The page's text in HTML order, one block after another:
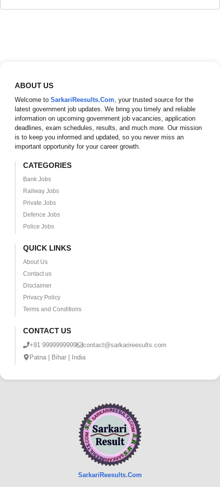
ABOUT US
Welcome to SarkariReesults.Com, your trusted source for the
latest government job updates. We bring you timely and reliable
information on upcoming government job vacancies, application
deadlines, exam schedules, results, and much more. Our mission
is to keep you informed and updated, so you never miss an
important opportunity for your career growth.
CATEGORIES
Bank Jobs
Railway Jobs
Private Jobs
Defence Jobs
Police Jobs
QUICK LINKS
About Us
Contact us
Disclaimer
Privacy Policy
Terms and Conditions
CONTACT US
+91 9999999999
contact@sarkarireesults.com
Patna | Bihar | India
SarkariReesults.Com